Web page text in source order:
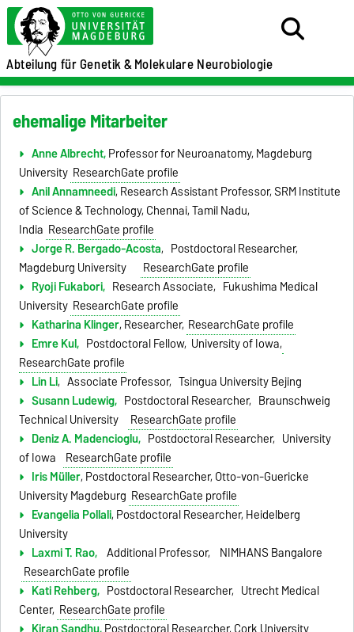
Abteilung für Genetik &Molekulare Neurobiologie
ehemalige Mitarbeiter
Anne Albrecht,Professor for Neuroanatomy, Magdeburg
University ResearchGate profile
Anil Annamneedi, Research Assistant Professor, SRM Institute
of Science & Technology, Chennai, Tamil Nadu,
India ResearchGate profile
Jorge R. Bergado-Acosta, Postdoctoral Researcher,
Magdeburg University
ResearchGate profile
Ryoji Fukabori, Research Associate, Fukushima Medical
University ResearchGate profile
Katharina Klinger, Researcher, ResearchGate profile
Emre Kul, Postdoctoral Fellow, University of Iowa,
ResearchGate profile
Lin Li, Associate Professor, Tsingua University Beijing
Susann Ludewig, Postdoctoral Researcher, Braunschweig
Technical University
ResearchGate profile
Deniz A. Madencioglu, Postdoctoral Researcher, University
of Iowa ResearchGate profile
Iris Müller, Postdoctoral Researcher, Otto-von-Guericke
University Magdeburg ResearchGate profile
Evangelia Pollali, Postdoctoral Researcher, Heidelberg
University
Laxmi T. Rao, Additional Professor, NIMHANS Bangalore
ResearchGate profile
Kati Rehberg, Postdoctoral Researcher, Utrecht Medical
Center, ResearchGate profile